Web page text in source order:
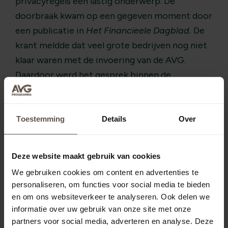
Toestemming Details Over
Deze website maakt gebruik van cookies
We gebruiken cookies om content en advertenties te
personaliseren, om functies voor social media te bieden
en om ons websiteverkeer te analyseren. Ook delen we
informatie over uw gebruik van onze site met onze
partners voor social media, adverteren en analyse. Deze
doorbraak kwam op een gegeven moment door
een publicatie in Het Financieele Dagblad. De
krant meldde dat veel grote bedrijven nog niet
klaar waren met de invoering van de AVG.
Daardoor werd het gesprek binnen de
universiteit en ook bij mkb-bedrijven opener.
ermee om te gaan. Er ontwikkelde zich
langzaam een positieve sfeer die leidde tot
activiteiten gericht op bewustwording en in de
bijbehorende trainingen werd hier praktisch op
ingegaan. De vertaling van de intentie van de
wet naar praktische en bruikbare instructies, is
één van de belangrijkste taken van elke